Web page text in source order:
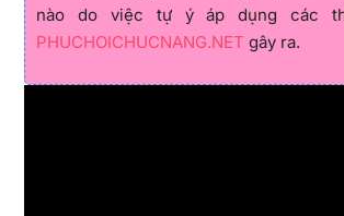
nào do việc tự ý áp dụng các
PHUCHOICHUCNANG.NET gây ra.